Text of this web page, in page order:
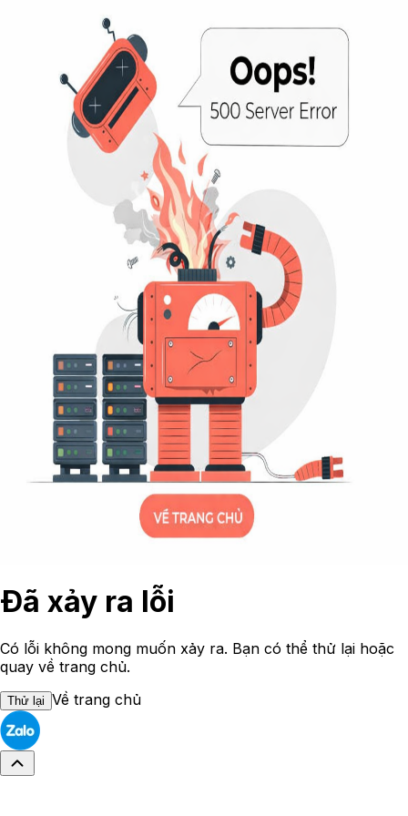
Đã xảy ra lỗi
Có lỗi không mong muốn xảy ra. Bạn có thể thử lại hoặc
quay về trang chủ.
Thử lại Về trang chủ